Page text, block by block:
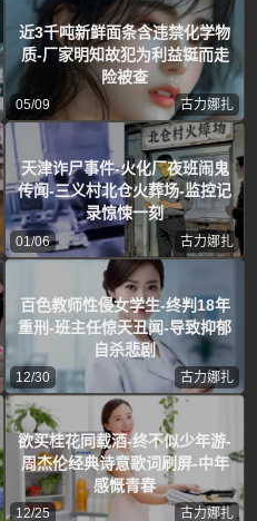
近3千吨新鲜面条含违禁化学物
质-厂家明知故犯为利益铤而走
险被查
05/09 古力娜扎
天津诈尸事件-火化厂夜班闹鬼
传闻-三义村北仓火葬场-监控记
录惊悚一刻
01/06 古力娜扎
百色教师性侵女学生-终判18年
重刑-班主任惊天丑闻-导致抑郁
自杀悲剧
12/30 古力娜扎
欲买桂花同载酒-终不似少年游-
周杰伦经典诗意歌词刷屏-中年
感慨青春
12/25 古力娜扎